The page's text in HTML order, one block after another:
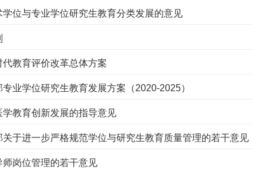
位与专业学位研究生教育分类发展的意见
教育评价改革总体方案
业学位研究生教育发展方案（2020-2025）
教育创新发展的指导意见
于进一步严格规范学位与研究生教育质量管理的若干意见
岗位管理的若干意见